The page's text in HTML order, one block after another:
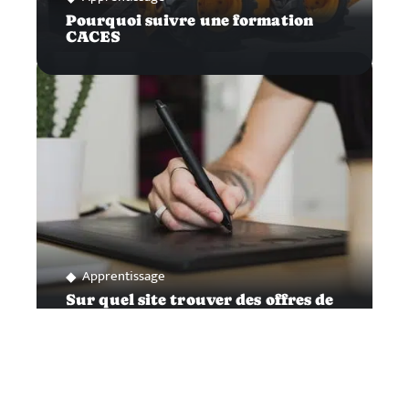
Pourquoi suivre une formation
CACES
Apprentissage
Sur quel site trouver des offres de